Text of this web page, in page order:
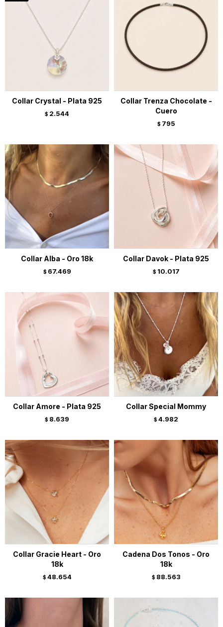
Collar Crystal - Plata 925
$ 2.544
Collar Trenza Chocolate -
Cuero
$ 795
Collar Alba - Oro 18k
$ 67.469
Collar Davok - Plata 925
$ 10.017
Collar Amore - Plata 925
$ 8.639
Collar Special Mommy
$ 4.982
Collar Gracie Heart - Oro
18k
$ 48.654
Cadena Dos Tonos - Oro
18k
$ 88.563